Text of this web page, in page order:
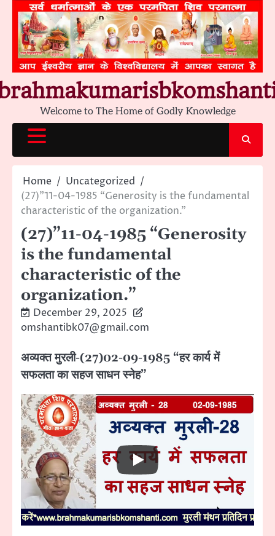
content
Welcome to The Home of Godly Knowledge
Home
Uncategorized
(27)”11-04-1985 “Generosity is the fundamental
characteristic of the organization.”
(27)”11-04-1985 “Generosity
is the fundamental
characteristic of the
organization.”
December 29, 2025
omshantibk07@gmail.com
अव्यक्त मुरली-(27)02-09-1985 “हर कार्य में
सफलता का सहज साधन स्नेह”